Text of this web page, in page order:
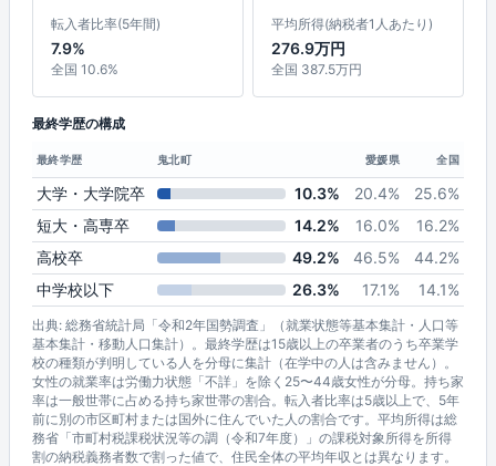
転入者比率(5年間)
7.9%
全国 10.6%
平均所得(納税者1人あたり)
276.9万円
全国 387.5万円
最終学歴の構成
最終学歴 鬼北町 愛媛県 全国
大学・大学院卒 10.3% 20.4%
25.6%
短大・高専卒
14.2% 16.0%
16.2%
高校卒
49.2% 46.5%
44.2%
中学校以下
26.3% 17.1% 14.1%
出典: 総務省統計局「令和2年国勢調査」（就業状態等基本集計・人口等
基本集計・移動人口集計）。最終学歴は15歳以上の卒業者のうち卒業学
校の種類が判明している人を分母に集計（在学中の人は含みません）。
女性の就業率は労働力状態「不詳」を除く25〜44歳女性が分母。持ち家
率は一般世帯に占める持ち家世帯の割合。転入者比率は5歳以上で、5年
前に別の市区町村または国外に住んでいた人の割合です。平均所得は総
務省「市町村税課税状況等の調（令和7年度）」の課税対象所得を所得
割の納税義務者数で割った値で、住民全体の平均年収とは異なります。